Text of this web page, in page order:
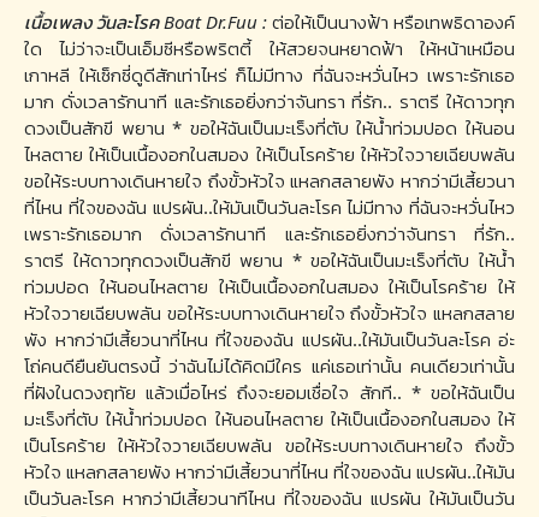
เนื้อเพลง วันละโรค Boat Dr.Fuu : ต่อให้เป็นนางฟ้า หรือเทพธิดาองค์
ใด ไม่ว่าจะเป็นเอ็มซีหรือพริตตี้ ให้สวยจนหยาดฟ้า ให้หน้าเหมือน
เกาหลี ให้เซ็กซี่ดูดีสักเท่าไหร่ ก็ไม่มีทาง ที่ฉันจะหวั่นไหว เพราะรักเธอ
มาก ดั่งเวลารักนาที และรักเธอยิ่งกว่าจันทรา ที่รัก.. ราตรี ให้ดาวทุก
ดวงเป็นสักขี พยาน * ขอให้ฉันเป็นมะเร็งที่ตับ ให้น้ำท่วมปอด ให้นอน
ไหลตาย ให้เป็นเนื้องอกในสมอง ให้เป็นโรคร้าย ให้หัวใจวายเฉียบพลัน
ขอให้ระบบทางเดินหายใจ ถึงขั้วหัวใจ แหลกสลายพัง หากว่ามีเสี้ยวนา
ที่ไหน ที่ใจของฉัน แปรผัน..ให้มันเป็นวันละโรค ไม่มีทาง ที่ฉันจะหวั่นไหว
เพราะรักเธอมาก ดั่งเวลารักนาที และรักเธอยิ่งกว่าจันทรา ที่รัก..
ราตรี ให้ดาวทุกดวงเป็นสักขี พยาน * ขอให้ฉันเป็นมะเร็งที่ตับ ให้น้ำ
ท่วมปอด ให้นอนไหลตาย ให้เป็นเนื้องอกในสมอง ให้เป็นโรคร้าย ให้
หัวใจวายเฉียบพลัน ขอให้ระบบทางเดินหายใจ ถึงขั้วหัวใจ แหลกสลาย
พัง หากว่ามีเสี้ยวนาที่ไหน ที่ใจของฉัน แปรผัน..ให้มันเป็นวันละโรค อ่ะ
โถ่คนดียืนยันตรงนี้ ว่าฉันไม่ได้คิดมีใคร แค่เธอเท่านั้น คนเดียวเท่านั้น
ที่ฝังในดวงฤทัย แล้วเมื่อไหร่ ถึงจะยอมเชื่อใจ สักที.. * ขอให้ฉันเป็น
มะเร็งที่ตับ ให้น้ำท่วมปอด ให้นอนไหลตาย ให้เป็นเนื้องอกในสมอง ให้
เป็นโรคร้าย ให้หัวใจวายเฉียบพลัน ขอให้ระบบทางเดินหายใจ ถึงขั้ว
หัวใจ แหลกสลายพัง หากว่ามีเสี้ยวนาที่ไหน ที่ใจของฉัน แปรผัน..ให้มัน
เป็นวันละโรค หากว่ามีเสี้ยวนาทีไหน ที่ใจของฉัน แปรผัน ให้มันเป็นวัน